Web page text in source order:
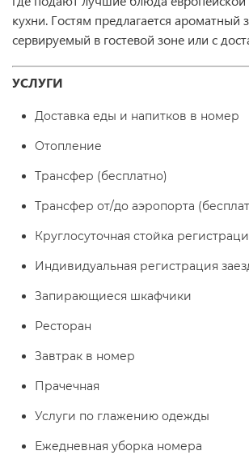
кухни. Гостям предлагается ароматный
сервируемый в гостевой зоне или с
УСЛУГИ
Доставка еды и напитков в номер
Отопление
Трансфер (бесплатно)
Трансфер от/до аэропорта
Круглосуточная стойка
Индивидуальная регистрация
Запирающиеся шкафчики
Ресторан
Завтрак в номер
Прачечная
Услуги по глажению одежды
Ежедневная уборка номера